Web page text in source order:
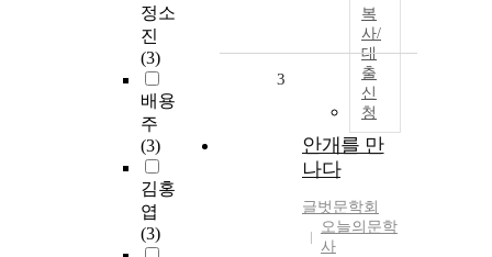
정소
진
(3)
배용
주
(3)
김홍
엽
(3)
복
사/
대
출
신
청
3
안개를 만
나다
글벗문학회
오늘의문학
사